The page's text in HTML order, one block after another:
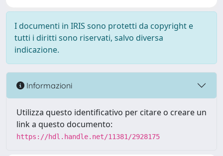
I documenti in IRIS sono protetti da copyright e
tutti i diritti sono riservati, salvo diversa
indicazione.
Informazioni
Utilizza questo identificativo per citare o creare un
link a questo documento:
https://hdl.handle.net/11381/2928175